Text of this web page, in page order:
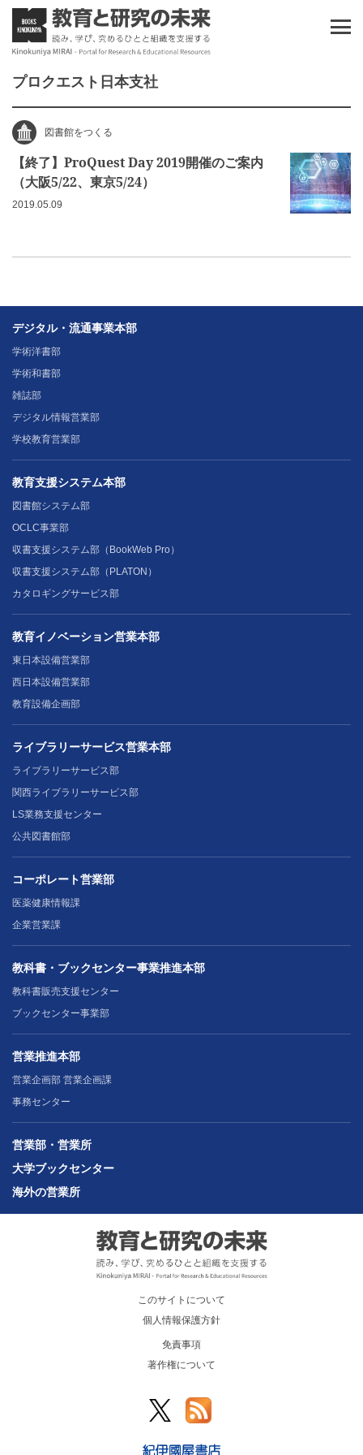
プロクエスト日本支社
図書館をつくる
【終了】ProQuest Day 2019開催のご案内
（大阪5/22、東京5/24）
2019.05.09
デジタル・流通事業本部
学術洋書部
学術和書部
雑誌部
デジタル情報営業部
学校教育営業部
教育支援システム本部
図書館システム部
OCLC事業部
収書支援システム部（BookWeb Pro）
収書支援システム部（PLATON）
カタロギングサービス部
教育イノベーション営業本部
東日本設備営業部
西日本設備営業部
教育設備企画部
ライブラリーサービス営業本部
ライブラリーサービス部
関西ライブラリーサービス部
LS業務支援センター
公共図書館部
コーポレート営業部
医薬健康情報課
企業営業課
教科書・ブックセンター事業推進本部
教科書販売支援センター
ブックセンター事業部
営業推進本部
営業企画部 営業企画課
事務センター
営業部・営業所
大学ブックセンター
海外の営業所
このサイトについて
個人情報保護方針
免責事項
著作権について